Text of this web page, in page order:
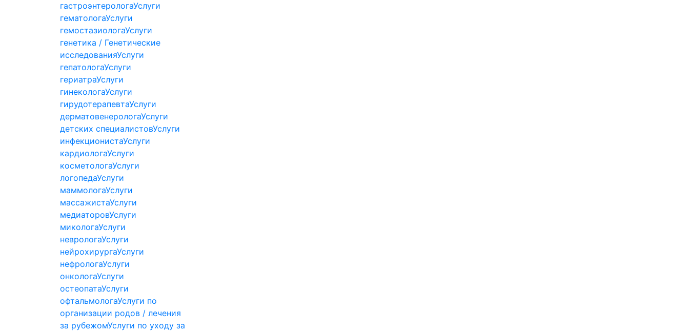
гастроэнтерологаУслуги
гематологаУслуги
гемостазиологаУслуги
генетика / Генетические
исследованияУслуги
гепатологаУслуги
гериатраУслуги
гинекологаУслуги
гирудотерапевтаУслуги
дерматовенерологаУслуги
детских специалистовУслуги
инфекционистаУслуги
кардиологаУслуги
косметологаУслуги
логопедаУслуги
маммологаУслуги
массажистаУслуги
медиаторовУслуги
микологаУслуги
неврологаУслуги
нейрохирургаУслуги
нефрологаУслуги
онкологаУслуги
остеопатаУслуги
офтальмологаУслуги по
организации родов / лечения
за рубежомУслуги по уходу за